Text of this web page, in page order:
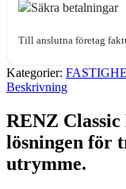
Till anslutna företag
Kategorier:
Beskrivning
RENZ
lösningen för
utrymme.